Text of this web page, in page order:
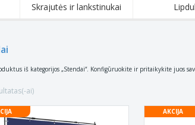
Skrajutės ir lankstinukai
iš kategorijos „Stendai“. Konfigūruokite ir pritaikykite juos
ai)
AKCIJA